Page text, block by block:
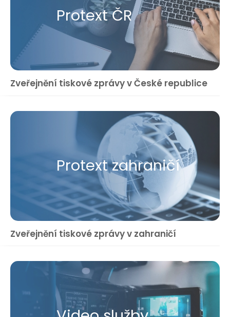
Protext ČR
Zveřejnění tiskové zprávy v České republice
Protext zahraničí
Zveřejnění tiskové zprávy v zahraničí